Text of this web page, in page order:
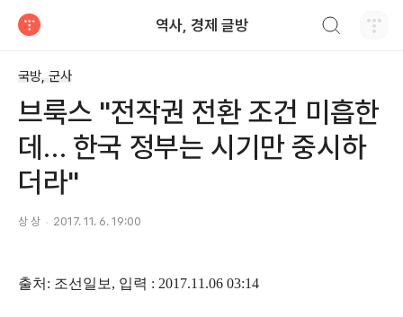
역사, 경제 글방
국방, 군사
브룩스 "전작권 전환 조건 미흡한
데… 한국 정부는 시기만 중시하
더라"
상 상 2017. 11. 6. 19:00
출처 : 조선일보 , 입력 : 2017.11.06 03:14